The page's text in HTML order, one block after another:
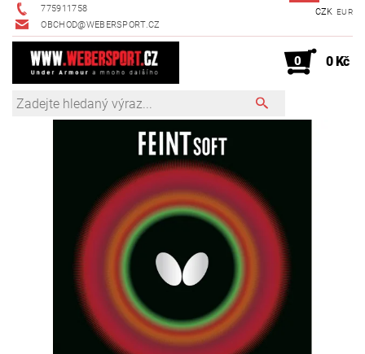
775911758
OBCHOD@WEBERSPORT.CZ
CZK EUR
0 0 Kč